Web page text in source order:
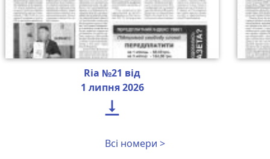
Ria №21 від
1 липня 2026

Всі номери >